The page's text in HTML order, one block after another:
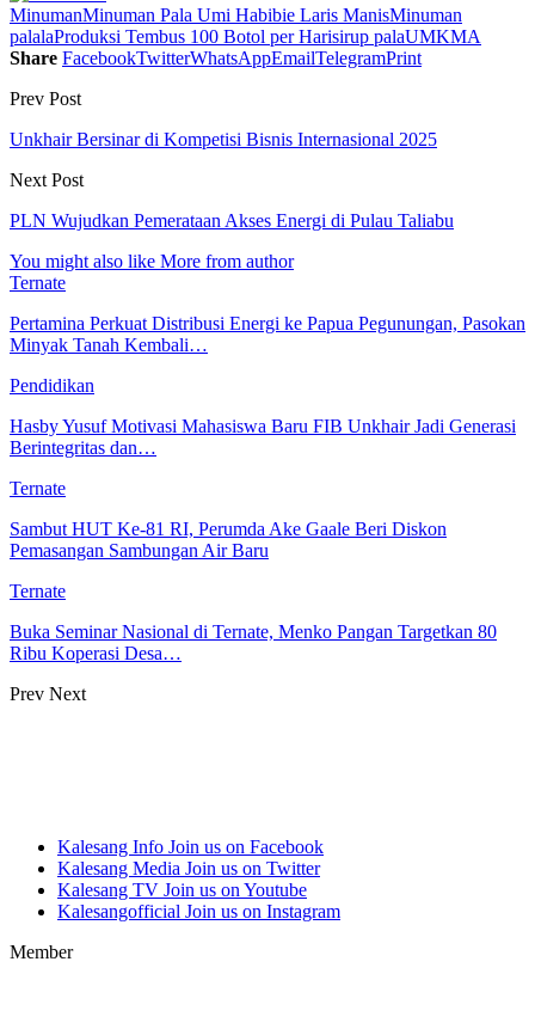
MinumanMinuman Pala Umi Habibie Laris ManisMinuman
palalaProduksi Tembus 100 Botol per Harisirup palaUMKMA
Share FacebookTwitterWhatsAppEmailTelegramPrint
Prev Post
Unkhair Bersinar di Kompetisi Bisnis Internasional 2025
Next Post
PLN Wujudkan Pemerataan Akses Energi di Pulau Taliabu
You might also like More from author
Ternate
Pertamina Perkuat Distribusi Energi ke Papua Pegunungan, Pasokan
Minyak Tanah Kembali…
Pendidikan
Hasby Yusuf Motivasi Mahasiswa Baru FIB Unkhair Jadi Generasi
Berintegritas dan…
Ternate
Sambut HUT Ke-81 RI, Perumda Ake Gaale Beri Diskon
Pemasangan Sambungan Air Baru
Ternate
Buka Seminar Nasional di Ternate, Menko Pangan Targetkan 80
Ribu Koperasi Desa…
Prev Next
Kalesang Info Join us on Facebook
Kalesang Media Join us on Twitter
Kalesang TV Join us on Youtube
Kalesangofficial Join us on Instagram
Member